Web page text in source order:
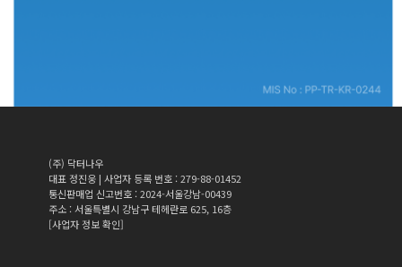
(주) 닥터나우
대표 정진웅 | 사업자 등록 번호 : 279-88-01452
통신판매업 신고번호 : 2024-서울강남-00439
주소 : 서울특별시 강남구 테헤란로 625, 16층
[사업자 정보 확인]